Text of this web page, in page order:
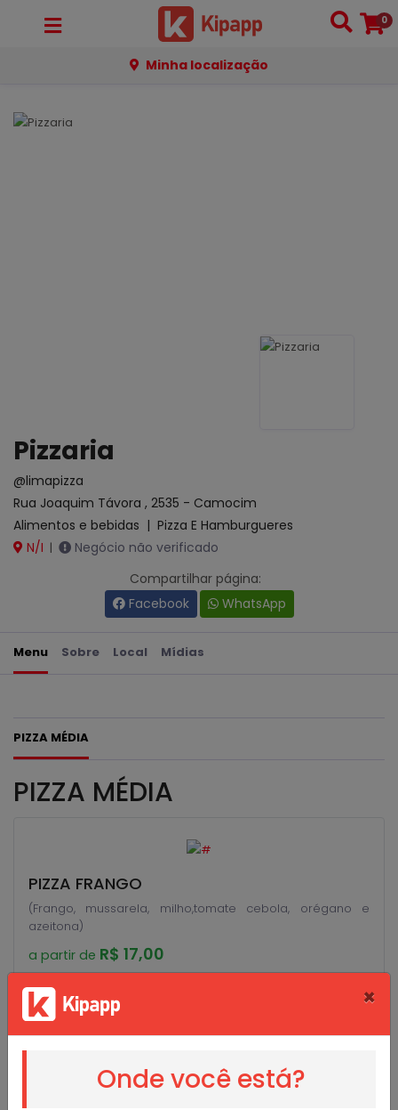
×
Onde você está?
0
Minha localização
Pizzaria
@limapizza
Rua Joaquim Távora , 2535 - Camocim
Alimentos e bebidas | Pizza E Hamburgueres
N/I |
Negócio não verificado
Compartilhar página:
Facebook
WhatsApp
Menu Sobre Local Mídias
PIZZA MÉDIA
PIZZA MÉDIA
PIZZA FRANGO
(Frango, mussarela, milho,tomate cebola, orégano e
azeitona)
a partir de R$ 17,00